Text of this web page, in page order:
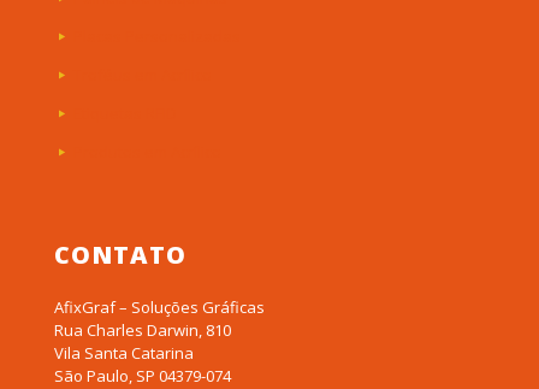
CONTATO
AfixGraf – Soluções Gráficas
Rua Charles Darwin, 810
Vila Santa Catarina
São Paulo, SP 04379-074